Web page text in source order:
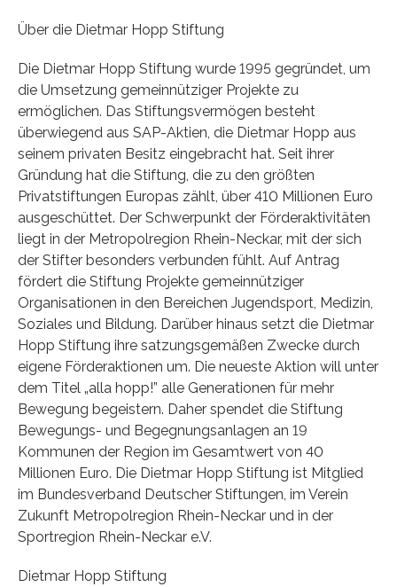
Über die Dietmar Hopp Stiftung
Die Dietmar Hopp Stiftung wurde 1995 gegründet, um
die Umsetzung gemeinnütziger Projekte zu
ermöglichen. Das Stiftungsvermögen besteht
überwiegend aus SAP-Aktien, die Dietmar Hopp aus
seinem privaten Besitz eingebracht hat. Seit ihrer
Gründung hat die Stiftung, die zu den größten
Privatstiftungen Europas zählt, über 410 Millionen Euro
ausgeschüttet. Der Schwerpunkt der Förderaktivitäten
liegt in der Metropolregion Rhein-Neckar, mit der sich
der Stifter besonders verbunden fühlt. Auf Antrag
fördert die Stiftung Projekte gemeinnütziger
Organisationen in den Bereichen Jugendsport, Medizin,
Soziales und Bildung. Darüber hinaus setzt die Dietmar
Hopp Stiftung ihre satzungsgemäßen Zwecke durch
eigene Förderaktionen um. Die neueste Aktion will unter
dem Titel „alla hopp!” alle Generationen für mehr
Bewegung begeistern. Daher spendet die Stiftung
Bewegungs- und Begegnungsanlagen an 19
Kommunen der Region im Gesamtwert von 40
Millionen Euro. Die Dietmar Hopp Stiftung ist Mitglied
im Bundesverband Deutscher Stiftungen, im Verein
Zukunft Metropolregion Rhein-Neckar und in der
Sportregion Rhein-Neckar e.V.
Dietmar Hopp Stiftung